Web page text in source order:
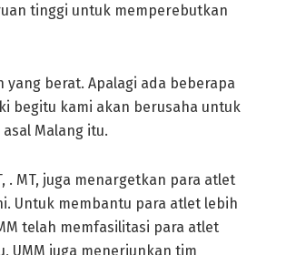
tinggi untuk memperebutkan
yang berat. Apalagi ada beberapa
begitu kami akan berusaha untuk
Malang itu.
. MT, juga menargetkan para atlet
Untuk membantu para atlet lebih
telah memfasilitasi para atlet
UMM juga menerjunkan tim